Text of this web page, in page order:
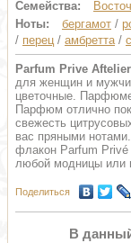
Семейства:
Ноты:
бергамот /
/ перец / амбретта/
Parfum Prive Aftelier
для женщин и
цветочные.
Парфюм отлично
свежесть
вас пряными
флакон Parfum Privé
любой модницы или
Поделиться
В